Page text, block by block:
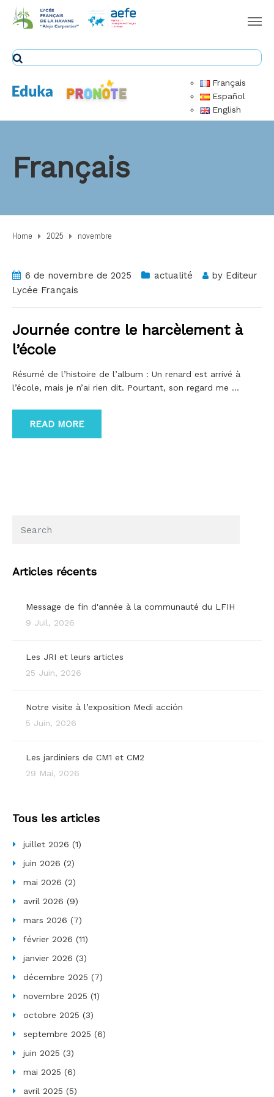
Français
Español
English
Français
Home 2025 novembre
6 de novembre de 2025 actualité by Editeur
Lycée Français
Journée contre le harcèlement à
l’école
Résumé de l’histoire de l’album : Un renard est arrivé à
l’école, mais je n’ai rien dit. Pourtant, son regard me …
READ MORE
Articles récents
Message de fin d'année à la communauté du LFIH
9 Juil, 2026
Les JRI et leurs articles
25 Juin, 2026
Notre visite à l’exposition Medi acción
5 Juin, 2026
Les jardiniers de CM1 et CM2
29 Mai, 2026
Tous les articles
juillet 2026 (1)
juin 2026 (2)
mai 2026 (2)
avril 2026 (9)
mars 2026 (7)
février 2026 (11)
janvier 2026 (3)
décembre 2025 (7)
novembre 2025 (1)
octobre 2025 (3)
septembre 2025 (6)
juin 2025 (3)
mai 2025 (6)
avril 2025 (5)